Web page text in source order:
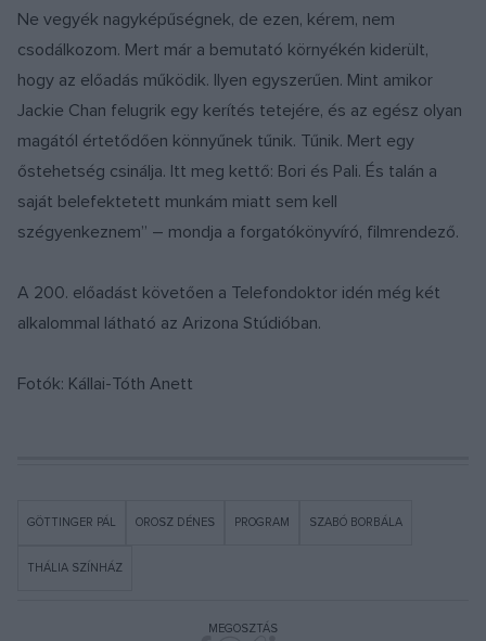
Ne vegyék nagyképűségnek, de ezen, kérem, nem
csodálkozom. Mert már a bemutató környékén kiderült,
hogy az előadás működik. Ilyen egyszerűen. Mint amikor
Jackie Chan felugrik egy kerítés tetejére, és az egész olyan
magától értetődően könnyűnek tűnik. Tűnik. Mert egy
őstehetség csinálja. Itt meg kettő: Bori és Pali. És talán a
saját belefektetett munkám miatt sem kell
szégyenkeznem” – mondja a forgatókönyvíró, filmrendező.
A 200. előadást követően a Telefondoktor idén még két
alkalommal látható az Arizona Stúdióban.
Fotók: Kállai-Tóth Anett
GÖTTINGER PÁL OROSZ DÉNES PROGRAM SZABÓ BORBÁLA
THÁLIA SZÍNHÁZ
MEGOSZTÁS